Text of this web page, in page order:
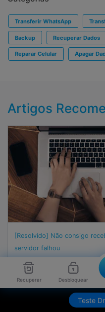
Recuperar Desbloquear
Teste
Transferir WhatsApp
Backup Recuperar Dados
Reparar Celular Apagar
Artigos
[Resolvido] Não consigo
servidor falhou